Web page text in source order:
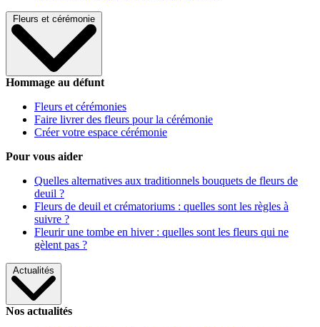
Fleurs et cérémonie
Hommage au défunt
Fleurs et cérémonies
Faire livrer des fleurs pour la cérémonie
Créer votre espace cérémonie
Pour vous aider
Quelles alternatives aux traditionnels bouquets de fleurs de
deuil ?
Fleurs de deuil et crématoriums : quelles sont les règles à
suivre ?
Fleurir une tombe en hiver : quelles sont les fleurs qui ne
gèlent pas ?
Actualités
Nos actualités